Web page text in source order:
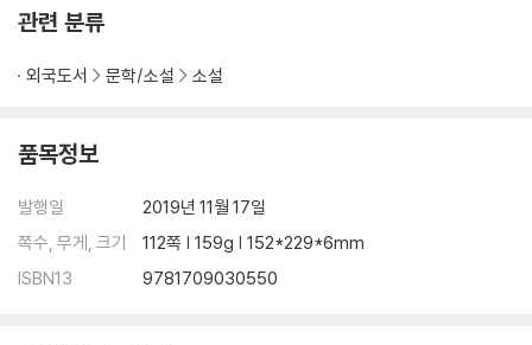
관련 분류
외국도서 문학/소설 소설
품목정보
발행일
2019년 11월 17일
쪽수, 무게, 크기
112쪽 | 159g | 152*229*6mm
ISBN13
9781709030550